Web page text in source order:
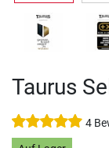
Taurus
4